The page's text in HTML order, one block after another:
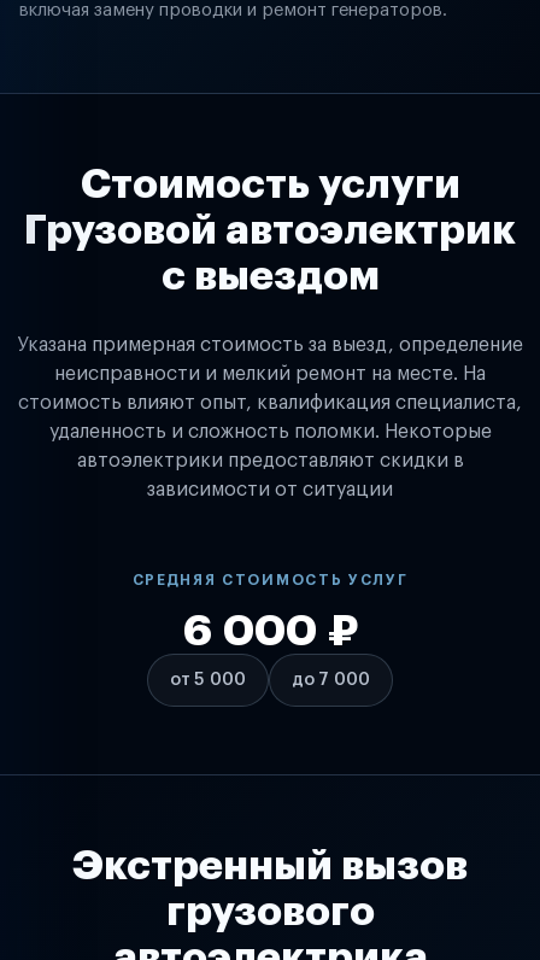
включая замену проводки и ремонт генераторов.
Стоимость услуги
Грузовой автоэлектрик
с выездом
Указана примерная стоимость за выезд, определение
неисправности и мелкий ремонт на месте. На
стоимость влияют опыт, квалификация специалиста,
удаленность и сложность поломки. Некоторые
автоэлектрики предоставляют скидки в
зависимости от ситуации
СРЕДНЯЯ СТОИМОСТЬ УСЛУГ
от 5 000
6 000 ₽
до 7 000
Экстренный вызов
грузового